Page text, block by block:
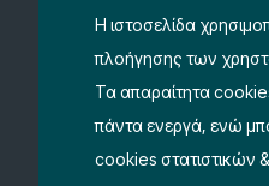
ποιότητά
Η ιστοσελίδα
πλοήγησης των
Τα απαραίτητα cookies
πάντα ενεργά, ενώ
cookies στατιστικών